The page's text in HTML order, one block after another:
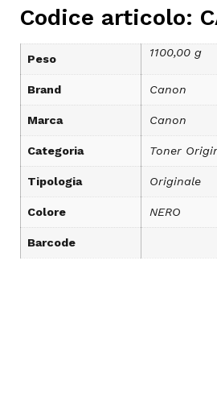
Codice articolo:
Peso 1100,00 g
Brand Canon
Marca Canon
Categoria Toner
Tipologia Originale
Colore NERO
Barcode